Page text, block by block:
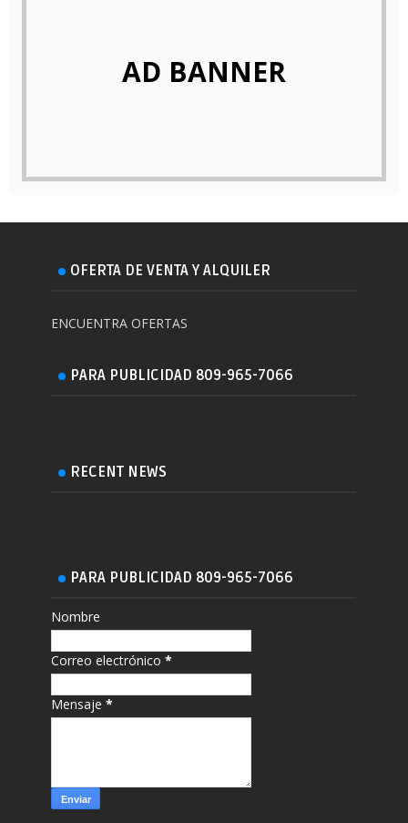
AD BANNER
OFERTA DE VENTA Y ALQUILER
ENCUENTRA OFERTAS
PARA PUBLICIDAD 809-965-7066
RECENT NEWS
PARA PUBLICIDAD 809-965-7066
Nombre
Correo electrónico*
Mensaje*